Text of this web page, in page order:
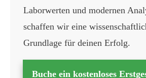
Laborwerten und modernen
schaffen wir eine
Grundlage für deinen Erfolg.
Buche ein kostenloses